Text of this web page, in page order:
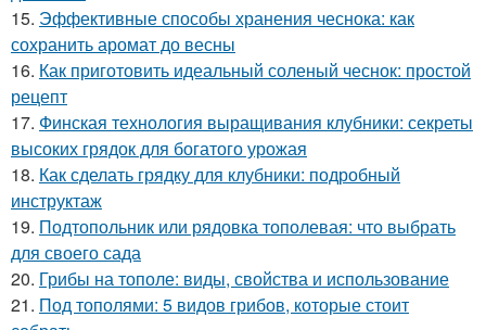
15. Эффективные способы хранения чеснока: как
сохранить аромат до весны
16. Как приготовить идеальный соленый чеснок: простой
рецепт
17. Финская технология выращивания клубники: секреты
высоких грядок для богатого урожая
18. Как сделать грядку для клубники: подробный
инструктаж
19. Подтопольник или рядовка тополевая: что выбрать
для своего сада
20. Грибы на тополе: виды, свойства и использование
21. Под тополями: 5 видов грибов, которые стоит